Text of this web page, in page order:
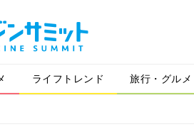
ライフトレンド 旅行・グルメ